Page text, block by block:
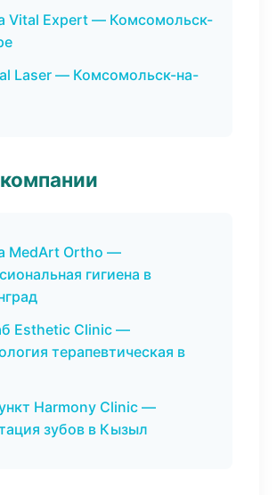
Vital Expert — Комсомольск-
Laser — Комсомольск-на-
MedArt Ortho —
гигиена в
Esthetic Clinic —
терапевтическая в
Harmony Clinic —
зубов в Кызыл